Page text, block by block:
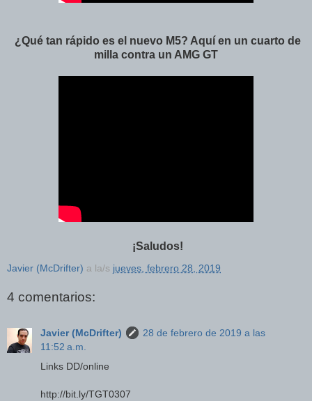
¿Qué tan rápido es el nuevo M5? Aquí en un cuarto de
milla contra un AMG GT
¡Saludos!
Javier (McDrifter) a la/s jueves, febrero 28, 2019
4 comentarios:
Javier (McDrifter)
28 de febrero de 2019 a las
11:52 a.m.
Links DD/online
http://bit.ly/TGT0307